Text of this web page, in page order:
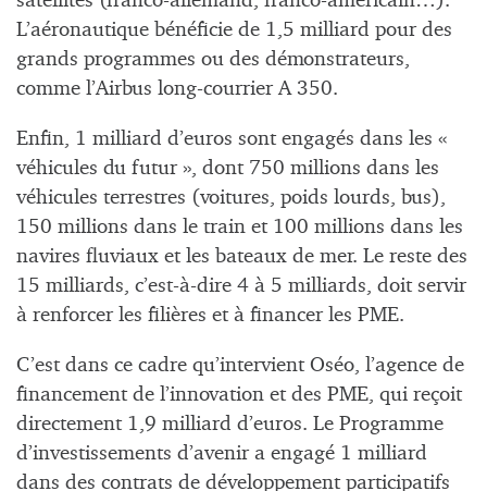
L’aéronautique bénéficie de 1,5 milliard pour des
grands programmes ou des démonstrateurs,
comme l’Airbus long-courrier A 350.
Enfin, 1 milliard d’euros sont engagés dans les «
véhicules du futur », dont 750 millions dans les
véhicules terrestres (voitures, poids lourds, bus),
150 millions dans le train et 100 millions dans les
navires fluviaux et les bateaux de mer. Le reste des
15 milliards, c’est-à-dire 4 à 5 milliards, doit servir
à renforcer les filières et à financer les PME.
C’est dans ce cadre qu’intervient Oséo, l’agence de
financement de l’innovation et des PME, qui reçoit
directement 1,9 milliard d’euros. Le Programme
d’investissements d’avenir a engagé 1 milliard
dans des contrats de développement participatifs